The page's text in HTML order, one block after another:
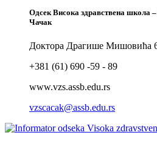
Одсек Висока здравствена школа –
Чачак
Доктора Драгише Мишовића
+381 (61) 690 -59 - 89
www.vzs.assb.edu.rs
vzscacak@assb.edu.rs